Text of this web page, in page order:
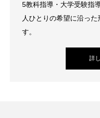
5教科指導・大学受験指
人ひとりの希望に沿っ
す。
詳